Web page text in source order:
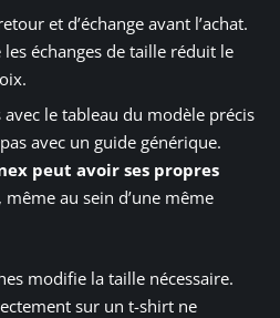
et d’échange avant l’achat.
échanges de taille réduit le
le tableau du modèle précis
avec un guide générique.
peut avoir ses propres
, même au sein d’une même
modifie la taille nécessaire.
sur un t-shirt ne